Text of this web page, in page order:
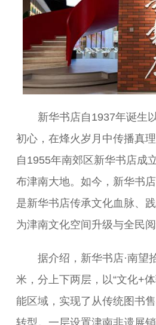
新华书店自1937年诞生以
初心，在烽火岁月中传播真
自1955年南郊区新华书店成
布津南大地。如今，新华书
是新华书店传承文化血脉、
为津南文化空间升级与全民
据介绍，新华书店·南望
米，分上下两层，以“文化+
能区域，实现了从传统图书